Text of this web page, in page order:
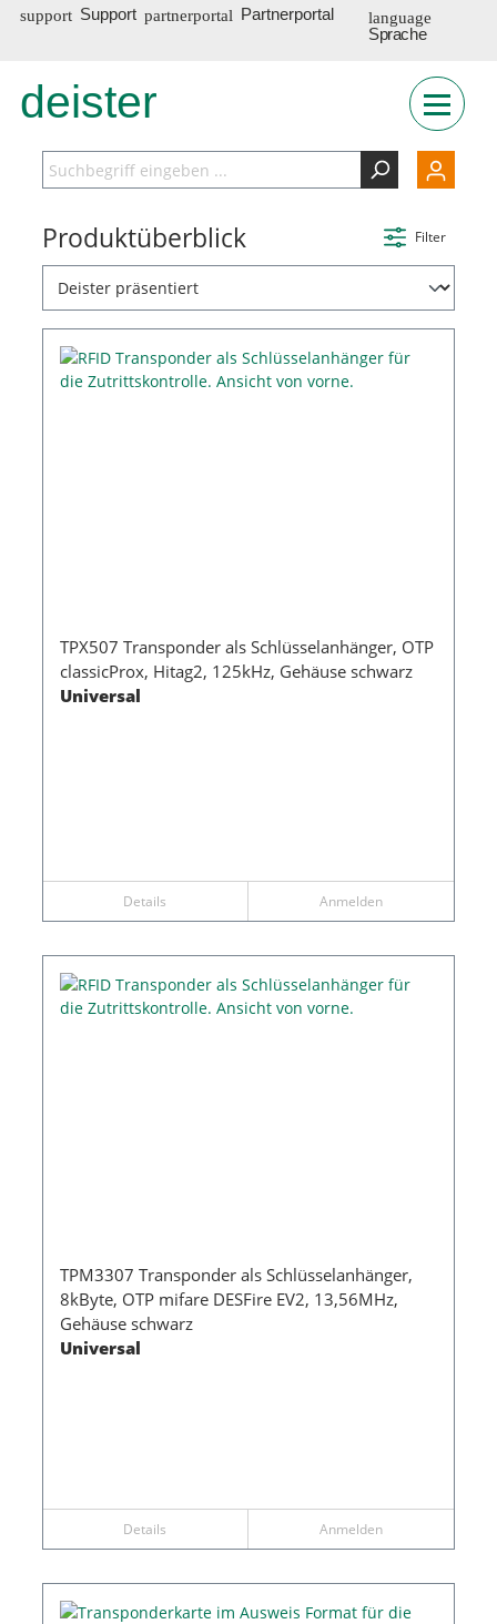
Support
Partnerportal
Sprache
INT
deister
Filter
Produktüberblick
TPX507 Transponder als Schlüsselanhänger, OTP
classicProx, Hitag2, 125kHz, Gehäuse schwarz
Universal
Details Anmelden
TPM3307 Transponder als Schlüsselanhänger,
8kByte, OTP mifare DESFire EV2, 13,56MHz,
Gehäuse schwarz
Universal
Details Anmelden